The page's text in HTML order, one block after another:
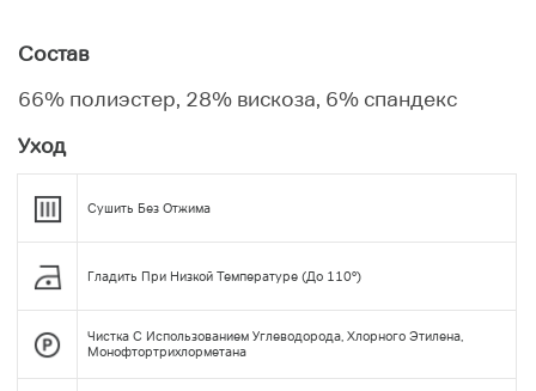
Состав
66% полиэстер, 28% вискоза, 6% спандекс
Уход
Сушить Без Отжима
Гладить При Низкой Температуре (до 110°)
Чистка С Использованием Углеводорода, Хлорного Этилена,
Монофтортрихлорметана